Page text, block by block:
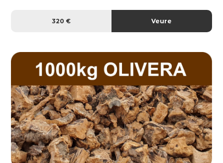
320 € Veure